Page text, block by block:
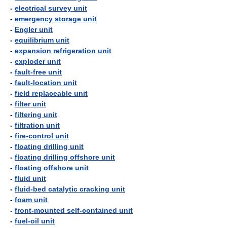
- electrical survey unit
- emergency storage unit
- Engler unit
- equilibrium unit
- expansion refrigeration unit
- exploder unit
- fault-free unit
- fault-location unit
- field replaceable unit
- filter unit
- filtering unit
- filtration unit
- fire-control unit
- floating drilling unit
- floating drilling offshore unit
- floating offshore unit
- fluid unit
- fluid-bed catalytic cracking unit
- foam unit
- front-mounted self-contained unit
- fuel-oil unit